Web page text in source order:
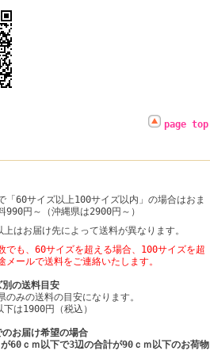
page top
「60サイズ以上100サイズ以内」の場合はおま
990円～（沖縄県は2900円～）
はお届け先によって送料が異なります。
でも、60サイズを超える場合、100サイズを超
メールで送料をご連絡いたします。
の送料目安
のみの送料の目安になります。
は1900円（税込）
お届け希望の場合
60ｃｍ以下で3辺の合計が90ｃｍ以下のお荷物